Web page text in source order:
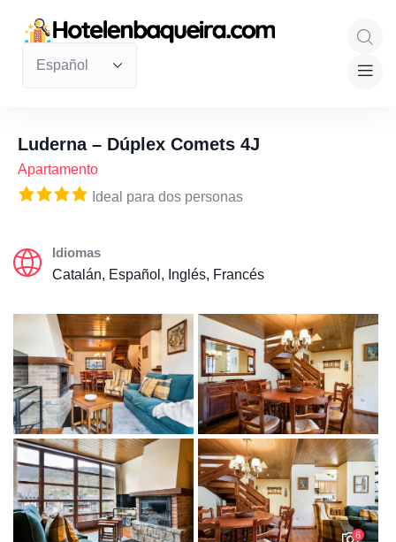
Luderna – Dúplex Comets 4J
Apartamento
Ideal para dos personas
Idiomas
Catalán, Español, Inglés, Francés
6